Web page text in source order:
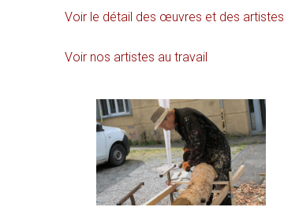
Voir le détail des œuvres et des artistes
Voir nos artistes au travail